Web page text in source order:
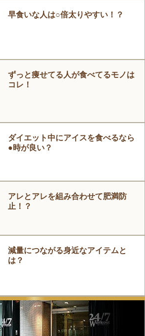
早食いな人は○倍太りやすい！？
ずっと痩せてる人が食べてるモノは
コレ！
ダイエット中にアイスを食べるなら
●時が良い？
アレとアレを組み合わせて肥満防
止！？
減量につながる身近なアイテムと
は？